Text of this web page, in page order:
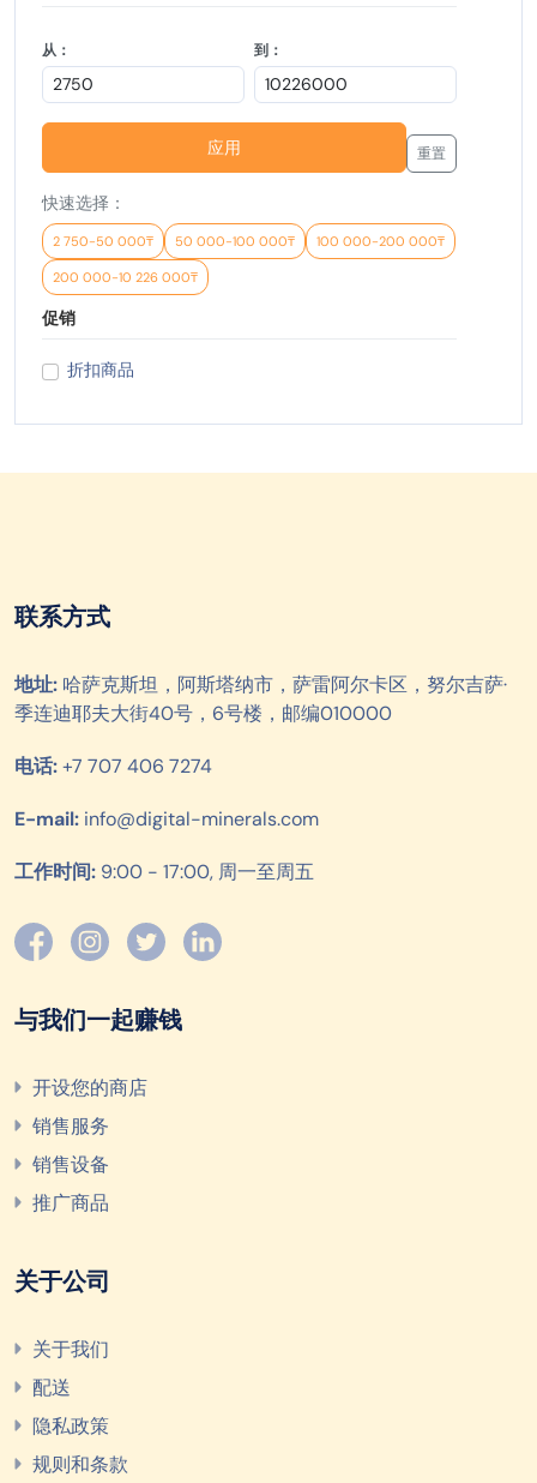
从： 到：
应用 重置
快速选择：
2 750-50 000₸ 50 000-100 000₸ 100 000-200 000₸
200 000-10 226 000₸
促销
折扣商品
联系方式
地址: 哈萨克斯坦，阿斯塔纳市，萨雷阿尔卡区，努尔吉萨·
季连迪耶夫大街40号，6号楼，邮编010000
电话:+7 707 406 7274
E-mail: info@digital-minerals.com
工作时间: 9:00 - 17:00, 周一至周五
与我们一起赚钱
开设您的商店
销售服务
销售设备
推广商品
关于公司
关于我们
配送
隐私政策
规则和条款